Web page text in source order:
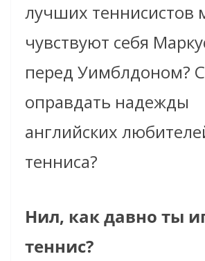
лучших теннисистов
чувствуют себя
перед Уимблдоном?
оправдать надежды
английских
тенниса?
Нил, как давно ты
теннис?